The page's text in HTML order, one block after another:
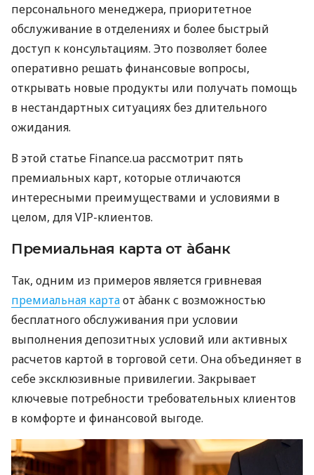
персонального менеджера, приоритетное
обслуживание в отделениях и более быстрый
доступ к консультациям. Это позволяет более
оперативно решать финансовые вопросы,
открывать новые продукты или получать помощь
в нестандартных ситуациях без длительного
ожидания.
В этой статье Finance.ua рассмотрит пять
премиальных карт, которые отличаются
интересными преимуществами и условиями в
целом, для VIP-клиентов.
Премиальная карта от àбанк
Так, одним из примеров является гривневая
премиальная картаот àбанк с возможностью
бесплатного обслуживания при условии
выполнения депозитных условий или активных
расчетов картой в торговой сети. Она объединяет в
себе эксклюзивные привилегии. Закрывает
ключевые потребности требовательных клиентов
в комфорте и финансовой выгоде.